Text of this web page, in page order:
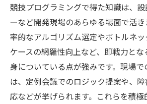
競技プログラミングで得た知識は、
ーなど開発現場のあらゆる場面で活
率的なアルゴリズム選定やボトルネ
ケースの網羅性向上など、即戦力と
身についている点が強みです。現場
は、定例会議でのロジック提案や、
応などが挙げられます。これらを積